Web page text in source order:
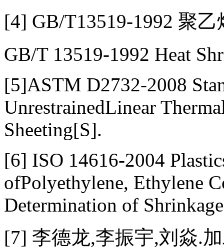
[4] GB/T13519-1992 聚
GB/T 13519-1992 Heat
[5]ASTM D2732-2008
UnrestrainedLinear
Sheeting[S].
[6] ISO 14616-2004
ofPolyethylene, Ethylene
Determination of
[7] 李德龙,李振宇,刘焱.